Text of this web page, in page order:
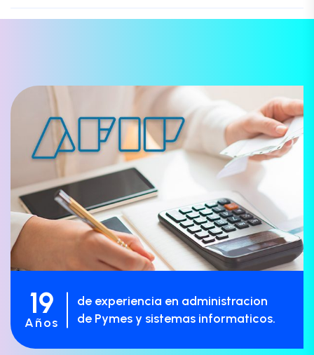
19
Años
de experiencia en administracion
de Pymes y sistemas informaticos.